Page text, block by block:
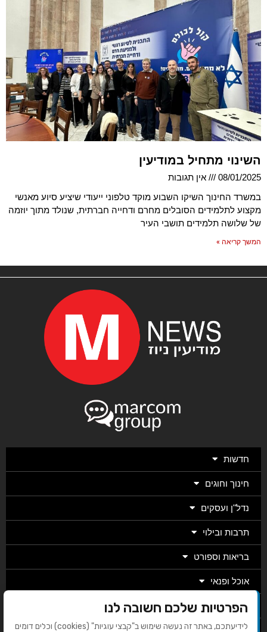
השינוי מתחיל במודיעין
08/01/2025
אין תגובות
במשרד החינוך השיקו השבוע מוקד טלפוני ייעודי שיציע סיוע מאנשי
מקצוע לתלמידים הסובלים מחרם ודחייה חברתית, שנולד מתוך יוזמה
של שלושה תלמידים תושבי העיר
המשך קריאה »
חדשות
חינוך וחוגים
נדל"ן ועסקים
תרבות ובילוי
בריאות וספורט
אוכל ופנאי
מגזין
מערכת
הפרטיות שלכם חשובה לנו
לידיעתכם, באתר זה נעשה שימוש ב"קבצי עוגיות" (cookies) וכלים דומים